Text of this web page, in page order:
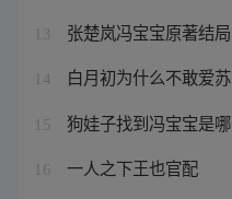
13 张楚岚冯宝宝原著结局
14 白月初为什么不敢爱
15 狗娃子找到冯宝宝是
16 一人之下王也官配